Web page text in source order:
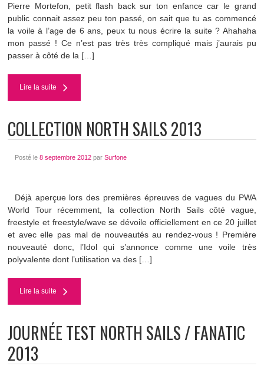
Pierre Mortefon, petit flash back sur ton enfance car le grand
public connait assez peu ton passé, on sait que tu as commencé
la voile à l’age de 6 ans, peux tu nous écrire la suite ? Ahahaha
mon passé ! Ce n’est pas très très compliqué mais j’aurais pu
passer à côté de la […]
Lire la suite
COLLECTION NORTH SAILS 2013
Posté le 8 septembre 2012par Surfone
Déjà aperçue lors des premières épreuves de vagues du PWA
World Tour récemment, la collection North Sails côté vague,
freestyle et freestyle/wave se dévoile officiellement en ce 20 juillet
et avec elle pas mal de nouveautés au rendez-vous ! Première
nouveauté donc, l’Idol qui s’annonce comme une voile très
polyvalente dont l’utilisation va des […]
Lire la suite
JOURNÉE TEST NORTH SAILS / FANATIC
2013